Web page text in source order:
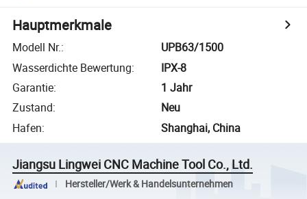
Hauptmerkmale
Modell Nr.:
UPB63/1500
Wasserdichte Bewertung:
IPX-8
Garantie:
1 Jahr
Zustand:
Neu
Hafen: Shanghai, China
Jiangsu Lingwei CNC Machine Tool Co., Ltd.
Hersteller/Werk & Handelsunternehmen